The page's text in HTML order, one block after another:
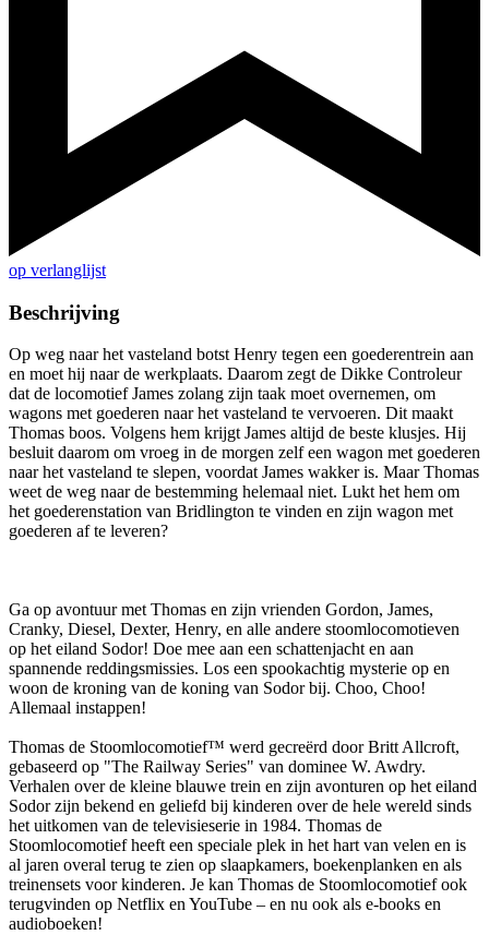
op verlanglijst
Beschrijving
Op weg naar het vasteland botst Henry tegen een goederentrein aan
en moet hij naar de werkplaats. Daarom zegt de Dikke Controleur
dat de locomotief James zolang zijn taak moet overnemen, om
wagons met goederen naar het vasteland te vervoeren. Dit maakt
Thomas boos. Volgens hem krijgt James altijd de beste klusjes. Hij
besluit daarom om vroeg in de morgen zelf een wagon met goederen
naar het vasteland te slepen, voordat James wakker is. Maar Thomas
weet de weg naar de bestemming helemaal niet. Lukt het hem om
het goederenstation van Bridlington te vinden en zijn wagon met
goederen af te leveren?
Ga op avontuur met Thomas en zijn vrienden Gordon, James,
Cranky, Diesel, Dexter, Henry, en alle andere stoomlocomotieven
op het eiland Sodor! Doe mee aan een schattenjacht en aan
spannende reddingsmissies. Los een spookachtig mysterie op en
woon de kroning van de koning van Sodor bij. Choo, Choo!
Allemaal instappen!
Thomas de Stoomlocomotief™ werd gecreërd door Britt Allcroft,
gebaseerd op "The Railway Series" van dominee W. Awdry.
Verhalen over de kleine blauwe trein en zijn avonturen op het eiland
Sodor zijn bekend en geliefd bij kinderen over de hele wereld sinds
het uitkomen van de televisieserie in 1984. Thomas de
Stoomlocomotief heeft een speciale plek in het hart van velen en is
al jaren overal terug te zien op slaapkamers, boekenplanken en als
treinensets voor kinderen. Je kan Thomas de Stoomlocomotief ook
terugvinden op Netflix en YouTube – en nu ook als e-books en
audioboeken!